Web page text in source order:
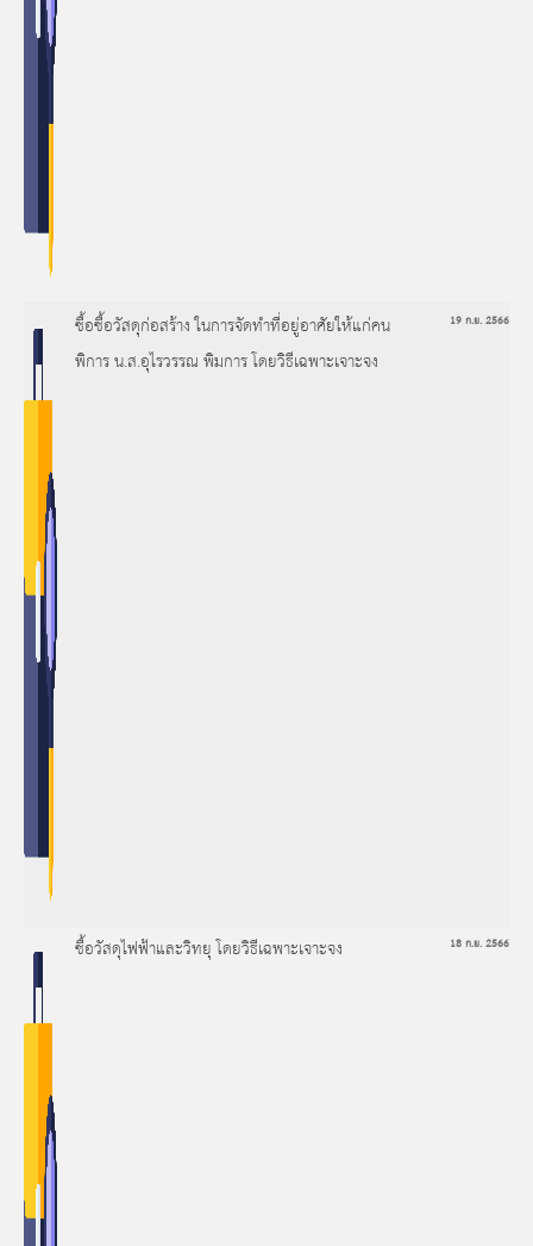
ซื้อซื้อวัสดุก่อสร้าง ในการจัดทำที่อยู่อาศัยให้แก่คน
พิการ น.ส.อุไรวรรณ พิมการ โดยวิธีเฉพาะเจาะจง
19 ก.ย. 2566
ซื้อวัสดุไฟฟ้าและวิทยุ โดยวิธีเฉพาะเจาะจง 18 ก.ย. 2566